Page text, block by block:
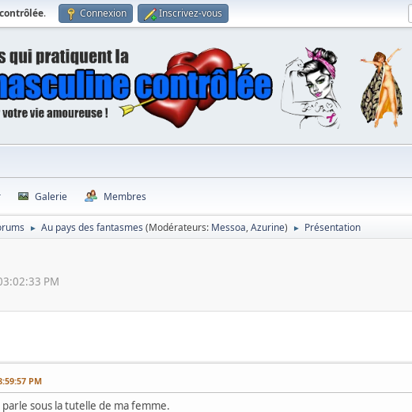
. Connexion Inscrivez-vous
Galerie Membres
► Au pays des fantasmes (Modérateurs: Messoa,Azurine) ► Présentation
PM
PM
parle sous la tutelle de ma femme.